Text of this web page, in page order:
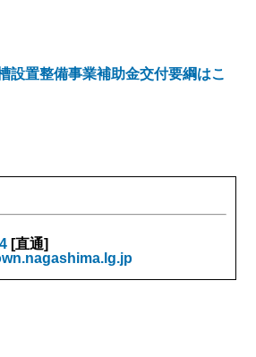
設置整備事業補助金交付要綱はこ
[直通]